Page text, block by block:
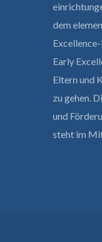
dem
Early
Eltern und
zu gehen.
und
steht im